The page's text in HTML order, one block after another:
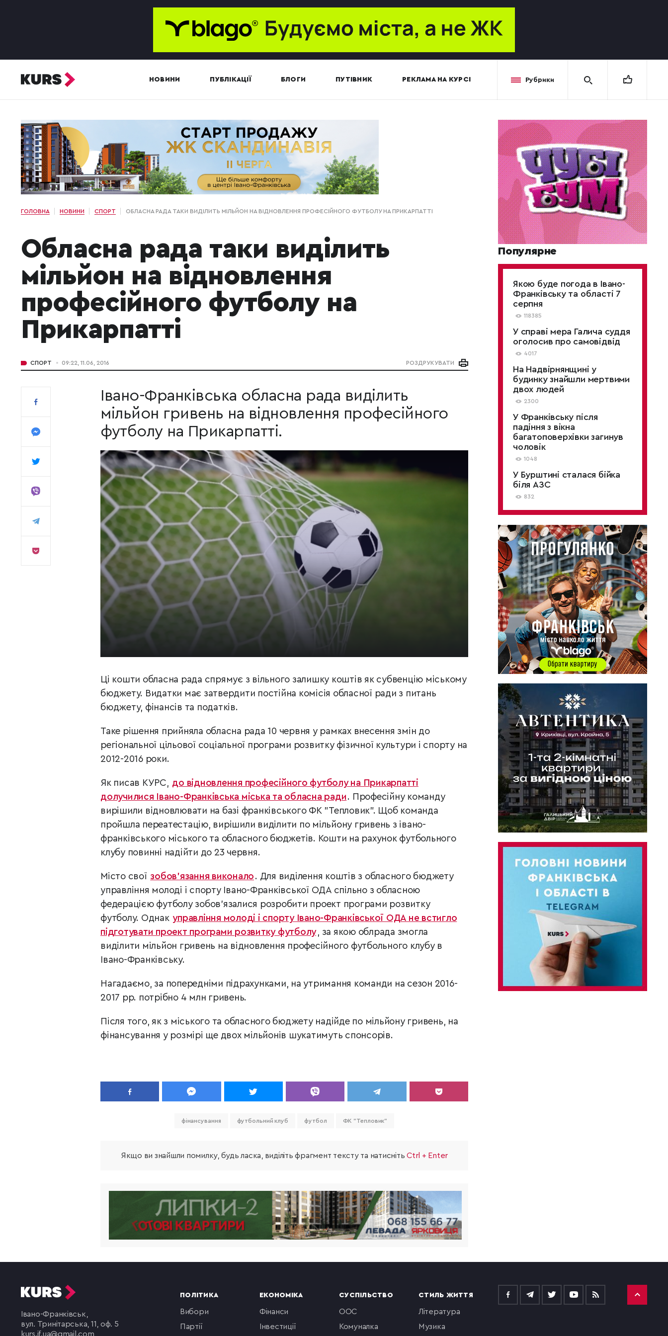
НОВИНИ ПУБЛІКАЦІЇ БЛОГИ ПУТІВНИК РЕКЛАМА НА КУРСІ Рубрики
ГОЛОВНА НОВИНИ СПОРТ ОБЛАСНА РАДА ТАКИ ВИДІЛИТЬ МІЛЬЙОН НА ВІДНОВЛЕННЯ ПРОФЕСІЙНОГО ФУТБОЛУ НА ПРИКАРПАТТІ
Обласна рада таки виділить
мільйон на відновлення
професійного футболу на
Прикарпатті
СПОРТ 09:22, 11.06, 2016 РОЗДРУКУВАТИ
Івано-Франківська обласна рада виділить
мільйон гривень на відновлення професійного
футболу на Прикарпатті.
Ці кошти обласна рада спрямує з вільного залишку коштів як субвенцію міському
бюджету. Видатки має затвердити постійна комісія обласної ради з питань
бюджету, фінансів та податків.
Таке рішення прийняла обласна рада 10 червня у рамках внесення змін до
регіональної цільової соціальної програми розвитку фізичної культури і спорту на
2012-2016 роки.
Як писав КУРС, до відновлення професійного футболу на Прикарпатті
долучилися Івано-Франківська міська та обласна ради . Професійну команду
вирішили відновлювати на базі франківського ФК "Тепловик". Щоб команда
пройшла переатестацію, вирішили виділити по мільйону гривень з івано-
франківського міського та обласного бюджетів. Кошти на рахунок футбольного
клубу повинні надійти до 23 червня.
Місто свої зобов’язання виконало . Для виділення коштів з обласного бюджету
управління молоді і спорту Івано-Франківської ОДА спільно з обласною
федерацією футболу зобов’язалися розробити проект програми розвитку
футболу. Однак управління молоді і спорту Івано-Франківської ОДА не встигло
підготувати проект програми розвитку футболу , за якою облрада змогла
виділити мільйон гривень на відновлення професійного футбольного клубу в
Івано-Франківську.
Нагадаємо, за попередніми підрахунками, на утримання команди на сезон 2016-
2017 рр. потрібно 4 млн гривень.
Після того, як з міського та обласного бюджету надійде по мільйону гривень, на
фінансування у розмірі ще двох мільйонів шукатимуть спонсорів.
фінансування футбольний клуб футбол ФК "Тепловик"
Якщо ви знайшли помилку, будь ласка, виділіть фрагмент тексту та натиснітьCtrl + Enter
Популярне
Якою буде погода в Івано-
Франківську та області 7
серпня
118385
У справі мера Галича суддя
оголосив про самовідвід
4017
На Надвірнянщині у
будинку знайшли мертвими
двох людей
2300
У Франківську після
падіння з вікна
багатоповерхівки загинув
чоловік
1048
У Бурштині сталася бійка
біля АЗС
832
Івано-Франківськ,
вул. Тринітарська, 11, оф. 5
kurs.if.ua@gmail.com
ПОЛІТИКА
вибори
партії
ЕКОНОМІКА
фінанси
інвестиції
СУСПІЛЬСТВО
ООС
комуналка
СТИЛЬ ЖИТТЯ
література
музика